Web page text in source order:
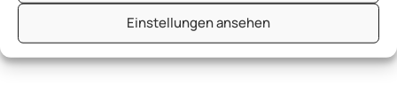
Einstellungen ansehen